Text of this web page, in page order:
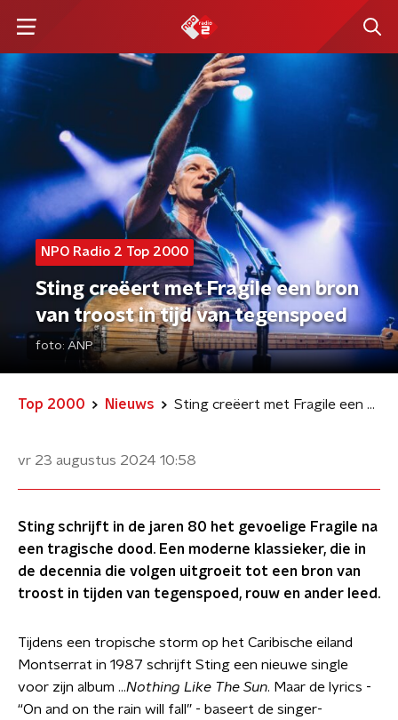
NPO Radio 2 Top 2000
Sting creëert met Fragile een bron
van troost in tijd van tegenspoed
foto: ANP
Top 2000 Nieuws Sting creëert met Fragile een bron van troost in tijd van tegenspoed
vr 23 augustus 2024 10:58
Sting schrijft in de jaren 80 het gevoelige Fragile na
een tragische dood. Een moderne klassieker, die in
de decennia die volgen uitgroeit tot een bron van
troost in tijden van tegenspoed, rouw en ander leed.
Tijdens een tropische storm op het Caribische eiland
Montserrat in 1987 schrijft Sting een nieuwe single
voor zijn album …Nothing Like The Sun. Maar de lyrics -
“On and on the rain will fall” - baseert de singer-